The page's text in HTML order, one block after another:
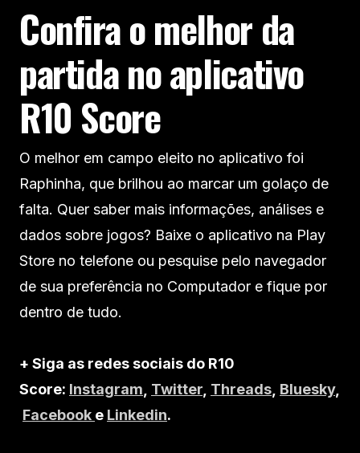
Confira o melhor da
partida no aplicativo
R10 Score
O melhor em campo eleito no aplicativo foi
Raphinha, que brilhou ao marcar um golaço de
falta. Quer saber mais informações, análises e
dados sobre jogos? Baixe o aplicativo na Play
Store no telefone ou pesquise pelo navegador
de sua preferência no Computador e fique por
dentro de tudo.
+ Siga as redes sociais do R10
Score: Instagram Twitter Threads Bluesky,
Facebook e Linkedin.